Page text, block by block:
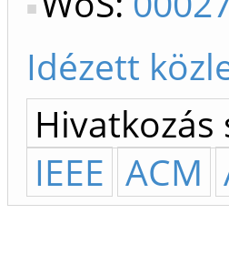
Idézett
Hivatkozás
IEEE ACM